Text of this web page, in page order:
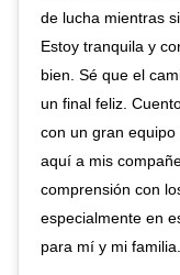
de lucha mientras
Estoy tranquila y
bien. Sé que el
un final feliz.
con un gran
aquí a mis
comprensión con
especialmente en
para mí y mi familia.